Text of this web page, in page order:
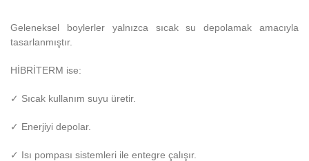
Geleneksel boylerler yalnızca sıcak su depolamak amacıyla
tasarlanmıştır.
HİBRİTERM ise:
✓ Sıcak kullanım suyu üretir.
✓ Enerjiyi depolar.
✓ Isı pompası sistemleri ile entegre çalışır.